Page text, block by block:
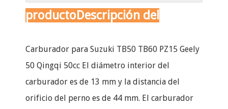
productoDescripción del
Carburador para Suzuki TB50 TB60 PZ15 Geely
50 Qingqi 50cc El diámetro interior del
carburador es de 13 mm y la distancia del
orificio del perno es de 44 mm. El carburador